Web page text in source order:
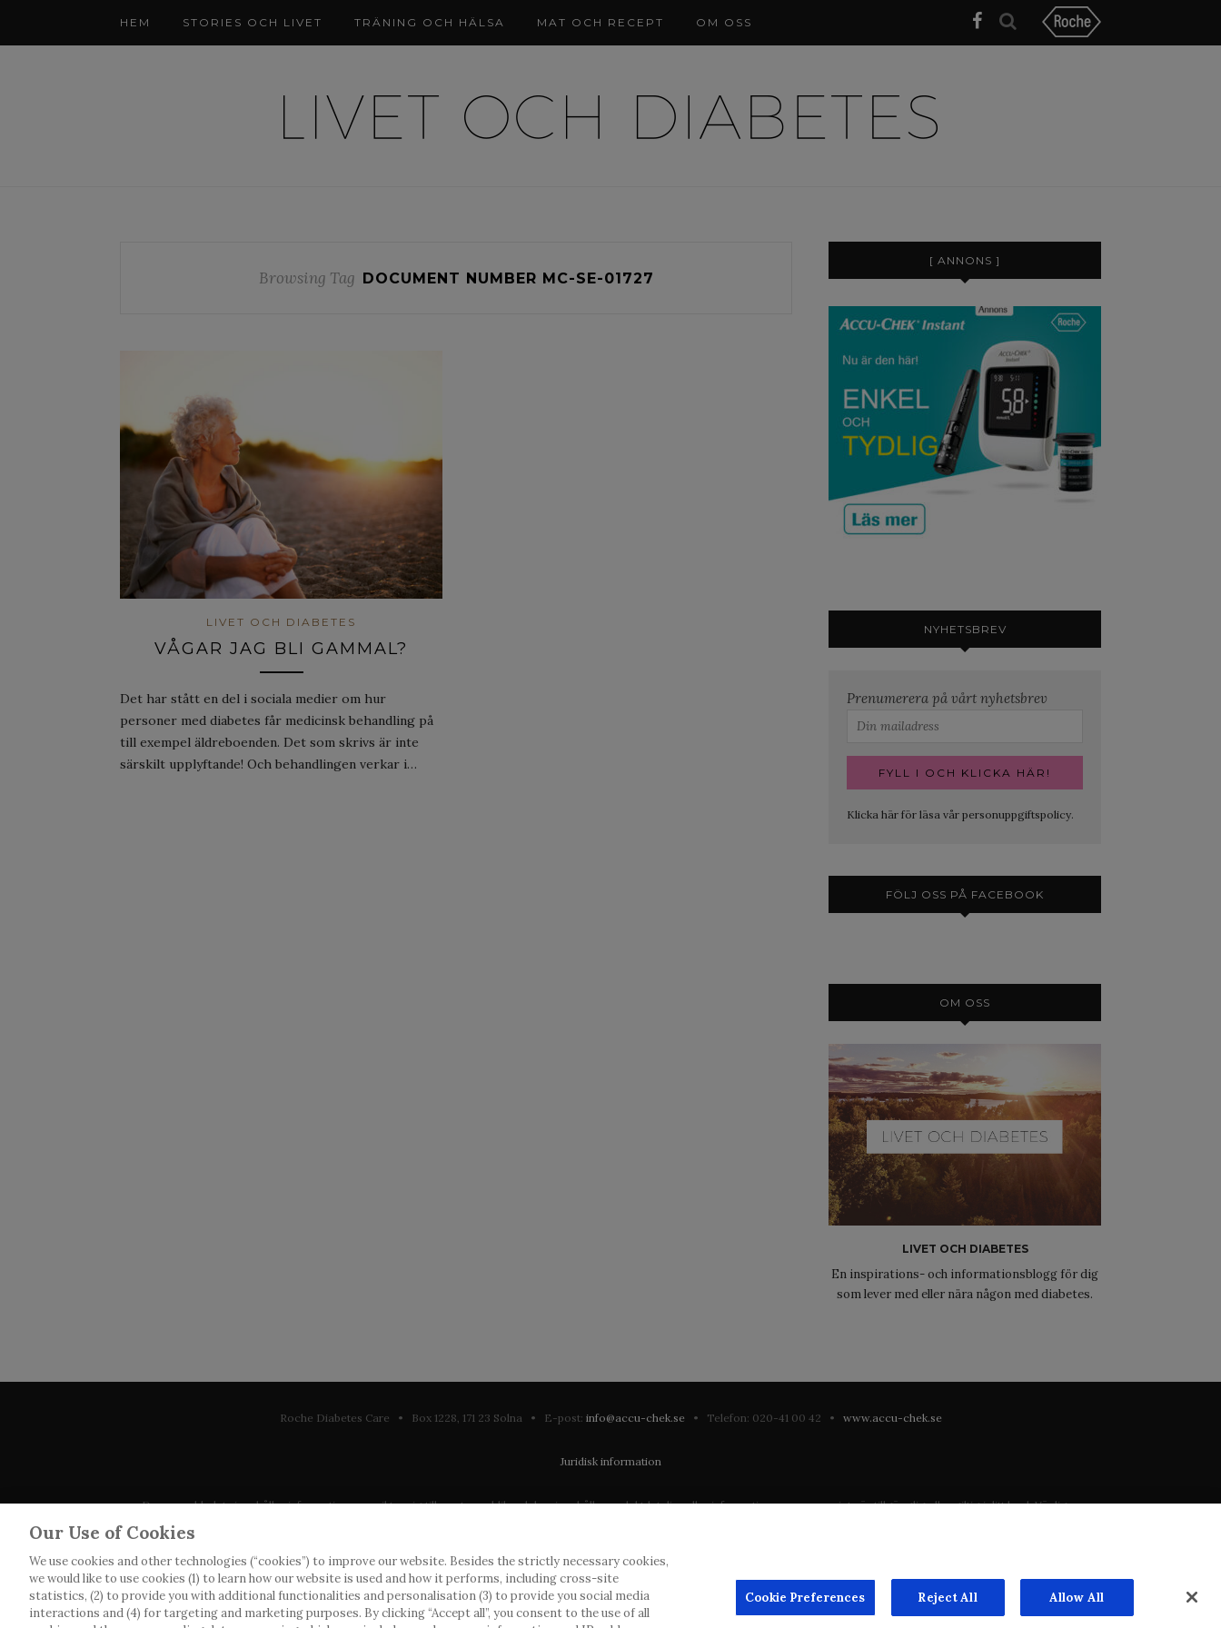
HEM STORIES OCH LIVET TRÄNING OCH HÄLSA MAT OCH RECEPT OM OSS
Browsing Tag DOCUMENT NUMBER MC-SE-01727
LIVET OCH DIABETES
VÅGAR JAG BLI GAMMAL?
Det har stått en del i sociala medier om hur
personer med diabetes får medicinsk behandling på
till exempel äldreboenden. Det som skrivs är inte
särskilt upplyftande! Och behandlingen verkar i…
[ ANNONS ]
NYHETSBREV
Prenumerera på vårt nyhetsbrev
Klicka här för läsa vår personuppgiftspolicy.
FÖLJ OSS PÅ FACEBOOK
OM OSS
LIVET OCH DIABETES
En inspirations- och informationsblogg för dig
som lever med eller nära någon med diabetes.
Roche Diabetes Care • Box 1228, 171 23 Solna • E-post: info@accu-chek.se • Telefon: 020-41 00 42 • www.accu-chek.se
Juridisk information
Denna webbplats innehåller information som riktar sig till en stor publik och kan innehålla produktdetaljer eller information som annars inte är tillgänglig eller giltig i ditt land. Vänligen
observera att vi inte tar något ansvar för information som eventuellt inte uppfyller någon gällande rättslig process, förordning, registrering eller användning i landet där du bor.
Roche har inte alltid möjlighet att kvalitetssäkra andras inlägg, men kommer att ta bort vilseledande eller olämpliga inlägg i möjligaste mån. Vi har inget ansvar för innehållet på externa
webbplatser som det länkas till. Kopiering av material från denna webbplats för användning någon annanstans är inte tillåtet utan överenskommelse. Webbplatsen säljer utrymme till
annonsörer, och sådant innehåll är märkt.
Our Use of Cookies
We use cookies and other technologies (“cookies”) to improve our website. Besides the strictly necessary cookies,
we would like to use cookies (1) to learn how our website is used and how it performs, including cross-site
statistics, (2) to provide you with additional functionalities and personalisation (3) to provide you social media
interactions and (4) for targeting and marketing purposes. By clicking “Accept all”, you consent to the use of all
Cookie Preferences Reject All Allow All